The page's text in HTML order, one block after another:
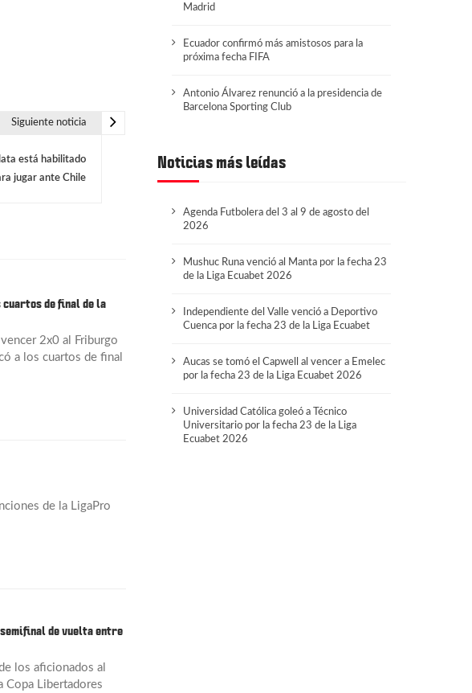
Siguiente noticia
está habilitado
jugar ante Chile
cuartos de final de la
2x0 al Friburgo
a los cuartos de final
de la LigaPro
semifinal de vuelta entre
los aficionados al
Copa Libertadores
Madrid
Ecuador confirmó más amistosos para la
próxima fecha FIFA
Antonio Álvarez renunció a la presidencia de
Barcelona Sporting Club
Noticias más leídas
Agenda Futbolera del 3 al 9 de agosto del
2026
Mushuc Runa venció al Manta por la fecha 23
de la Liga Ecuabet 2026
Independiente del Valle venció a Deportivo
Cuenca por la fecha 23 de la Liga Ecuabet
Aucas se tomó el Capwell al vencer a Emelec
por la fecha 23 de la Liga Ecuabet 2026
Universidad Católica goleó a Técnico
Universitario por la fecha 23 de la Liga
Ecuabet 2026